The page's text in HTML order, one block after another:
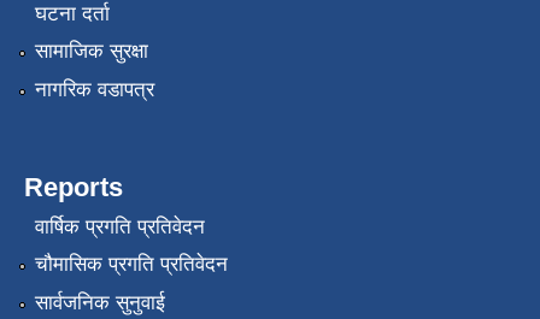
घटना दर्ता
सामाजिक सुरक्षा
नागरिक वडापत्र
Reports
वार्षिक प्रगति प्रतिवेदन
चौमासिक प्रगति प्रतिवेदन
सार्वजनिक सुनुवाई